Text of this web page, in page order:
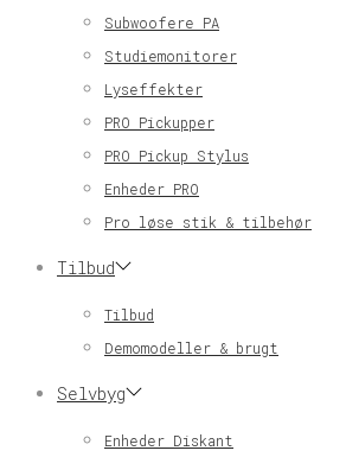
Subwoofere PA
Studiemonitorer
Lyseffekter
PRO Pickupper
PRO Pickup Stylus
Enheder PRO
Pro løse stik & tilbehør
Tilbud
Tilbud
Demomodeller & brugt
Selvbyg
Enheder Diskant